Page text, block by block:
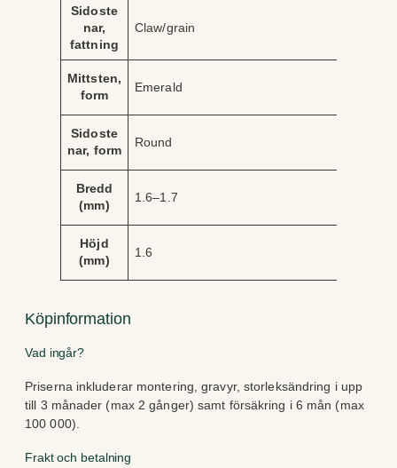
Sidoste
nar,
fattning
Claw/grain
Mittsten,
form
Emerald
Sidoste
nar, form
Round
Bredd
(mm)
1.6–1.7
Höjd
(mm)
1.6
Köpinformation
Vad ingår?
Priserna inkluderar montering, gravyr, storleksändring i upp
till 3 månader (max 2 gånger) samt försäkring i 6 mån (max
100 000).
Frakt och betalning